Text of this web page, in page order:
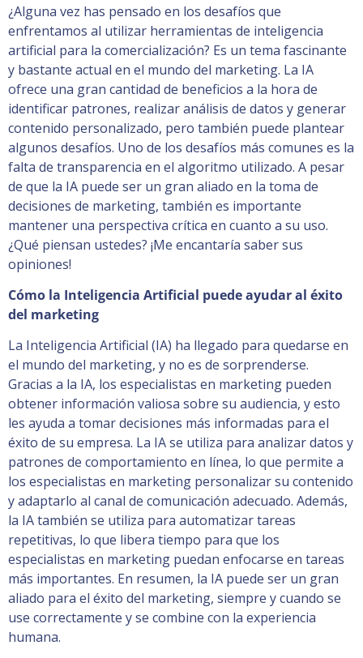
¿Alguna vez has pensado en los desafíos que
enfrentamos al utilizar herramientas de inteligencia
artificial para la comercialización? Es un tema fascinante
y bastante actual en el mundo del marketing. La IA
ofrece una gran cantidad de beneficios a la hora de
identificar patrones, realizar análisis de datos y generar
contenido personalizado, pero también puede plantear
algunos desafíos. Uno de los desafíos más comunes es la
falta de transparencia en el algoritmo utilizado. A pesar
de que la IA puede ser un gran aliado en la toma de
decisiones de marketing, también es importante
mantener una perspectiva crítica en cuanto a su uso.
¿Qué piensan ustedes? ¡Me encantaría saber sus
opiniones!
Cómo la Inteligencia Artificial puede ayudar al éxito
del marketing
La Inteligencia Artificial (IA) ha llegado para quedarse en
el mundo del marketing, y no es de sorprenderse.
Gracias a la IA, los especialistas en marketing pueden
obtener información valiosa sobre su audiencia, y esto
les ayuda a tomar decisiones más informadas para el
éxito de su empresa. La IA se utiliza para analizar datos y
patrones de comportamiento en línea, lo que permite a
los especialistas en marketing personalizar su contenido
y adaptarlo al canal de comunicación adecuado. Además,
la IA también se utiliza para automatizar tareas
repetitivas, lo que libera tiempo para que los
especialistas en marketing puedan enfocarse en tareas
más importantes. En resumen, la IA puede ser un gran
aliado para el éxito del marketing, siempre y cuando se
use correctamente y se combine con la experiencia
humana.